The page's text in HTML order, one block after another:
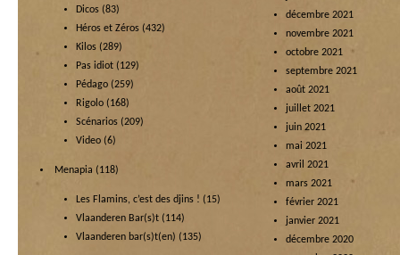
Dicos (83)
Héros et Zéros (432)
Kilos (289)
Pas idiot (129)
Pédago (259)
Rigolo (168)
Scénarios (209)
Video (6)
Menapia (118)
Les Flamins, c’est des djins ! (15)
Vlaanderen Bar(s)t (114)
Vlaanderen bar(s)t(en) (135)
décembre 2021
novembre 2021
octobre 2021
septembre 2021
août 2021
juillet 2021
juin 2021
mai 2021
avril 2021
mars 2021
février 2021
janvier 2021
décembre 2020